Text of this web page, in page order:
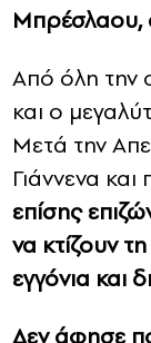
Μπρέσλαου,
Από όλη την
και ο
Μετά την
Γιάννενα
επίσης
να κτίζουν
εγγόνια και
Δεν άφησε